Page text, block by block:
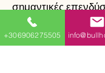
σημαντικές
για να σας
εξατομικευμένες
+306906275505